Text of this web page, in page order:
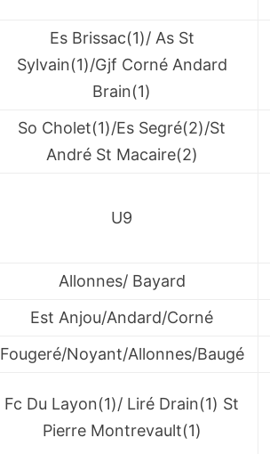
Es Brissac(1)/ As St
Sylvain(1)/Gjf Corné Andard
Brain(1)
So Cholet(1)/Es Segré(2)/St
André St Macaire(2)
U9
Allonnes/ Bayard
Est Anjou/Andard/Corné
Fougeré/Noyant/Allonnes/Baugé
Fc Du Layon(1)/ Liré Drain(1) St
Pierre Montrevault(1)